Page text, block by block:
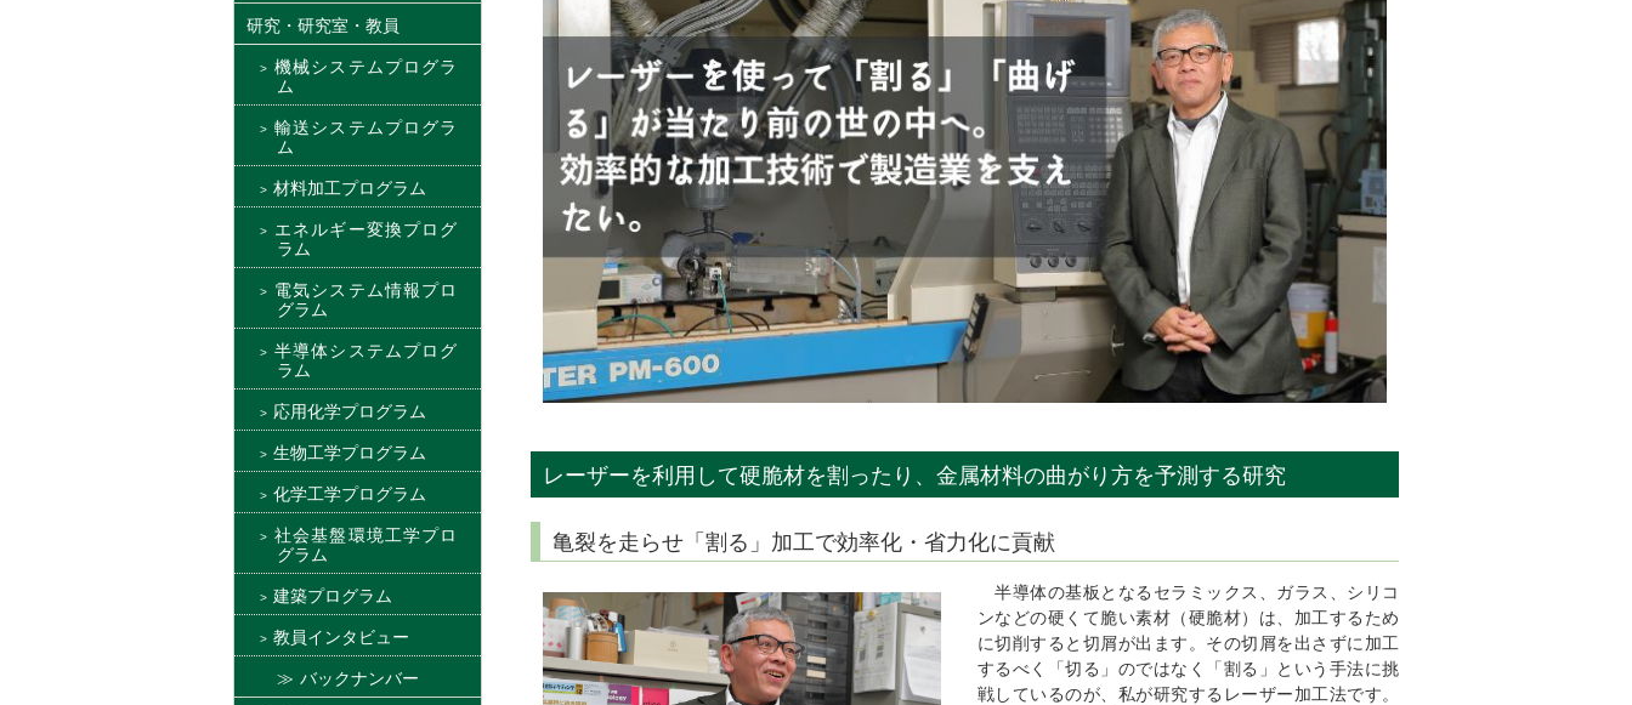
レーザーを利用して硬脆材を割ったり、金属材料の曲がり方を予測する研究
亀裂を走らせ「割る」加工で効率化・省力化に貢献
半導体の基板となるセラミックス、ガラス、シリコ
ンなどの硬くて脆い素材（硬脆材）は、加工するため
に切削すると切屑が出ます。その切屑を出さずに加工
するべく「切る」のではなく「割る」という手法に挑
戦しているのが、私が研究するレーザー加工法です。
研究・研究室・教員
機械システムプログラ
ム
輸送システムプログラ
ム
材料加工プログラム
エネルギー変換プログ
ラム
電気システム情報プロ
グラム
半導体システムプログ
ラム
応用化学プログラム
生物工学プログラム
化学工学プログラム
社会基盤環境工学プロ
グラム
建築プログラム
教員インタビュー
バックナンバー